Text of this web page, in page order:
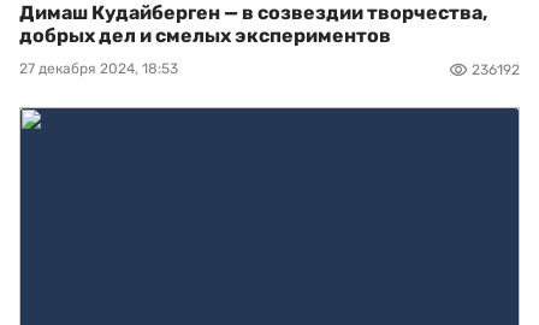
Димаш Кудайберген — в созвездии творчества,
добрых дел и смелых экспериментов
27 декабря 2024, 18:53 236192